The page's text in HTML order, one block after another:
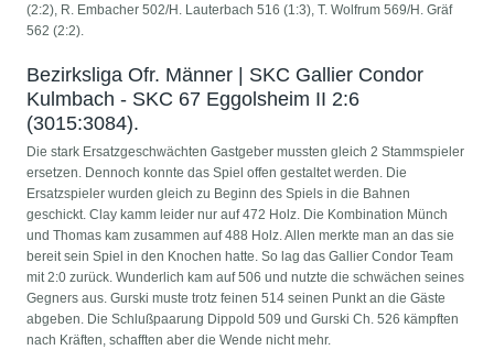
(2:2), R. Embacher 502/H. Lauterbach 516 (1:3), T. Wolfrum 569/H. Gräf
562 (2:2).
Bezirksliga Ofr. Männer | SKC Gallier Condor
Kulmbach - SKC 67 Eggolsheim II 2:6
(3015:3084).
Die stark Ersatzgeschwächten Gastgeber mussten gleich 2 Stammspieler
ersetzen. Dennoch konnte das Spiel offen gestaltet werden. Die
Ersatzspieler wurden gleich zu Beginn des Spiels in die Bahnen
geschickt. Clay kamm leider nur auf 472 Holz. Die Kombination Münch
und Thomas kam zusammen auf 488 Holz. Allen merkte man an das sie
bereit sein Spiel in den Knochen hatte. So lag das Gallier Condor Team
mit 2:0 zurück. Wunderlich kam auf 506 und nutzte die schwächen seines
Gegners aus. Gurski muste trotz feinen 514 seinen Punkt an die Gäste
abgeben. Die Schlußpaarung Dippold 509 und Gurski Ch. 526 kämpften
nach Kräften, schafften aber die Wende nicht mehr.